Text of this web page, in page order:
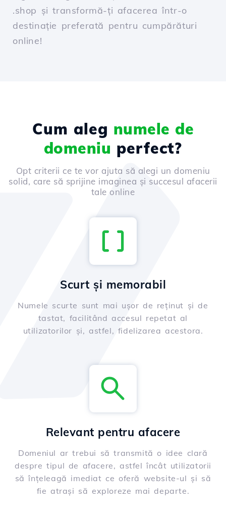
.shop și transformă-ți afacerea într-o
destinație preferată pentru cumpărături
online!
Cum aleg numele de
domeniu perfect?
Opt criterii ce te vor ajuta să alegi un domeniu
solid, care să sprijine imaginea și succesul afacerii
tale online
Scurt și memorabil
Numele scurte sunt mai ușor de reținut și de
tastat, facilitând accesul repetat al
utilizatorilor și, astfel, fidelizarea acestora.
Relevant pentru afacere
Domeniul ar trebui să transmită o idee clară
despre tipul de afacere, astfel încât utilizatorii
să înțeleagă imediat ce oferă website-ul și să
fie atrași să exploreze mai departe.